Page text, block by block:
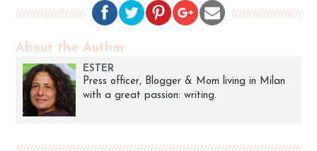
About the Author
ESTER
Press officer, Blogger & Mom living in Milan
with a great passion: writing.